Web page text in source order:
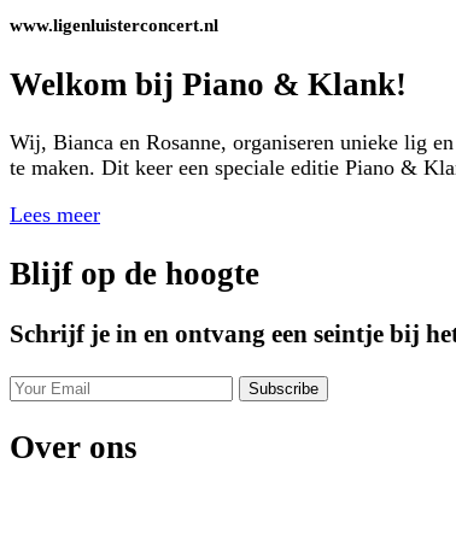
www.ligenluisterconcert.nl
Welkom bij Piano & Klank!
Wij, Bianca en Rosanne, organiseren unieke lig
te maken. Dit keer een speciale editie Piano &
Lees meer
Blijf op de hoogte
Schrijf je in en ontvang een seintje bij
Over ons